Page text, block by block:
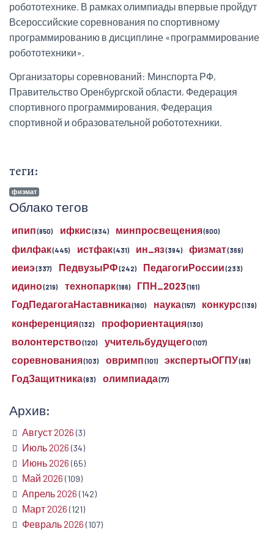
робототехнике. В рамках олимпиады впервые пройдут
Всероссийские соревнования по спортивному
программированию в дисциплине «программирование
робототехники».
Организаторы соревнований: Минспорта РФ,
Правительство Оренбургской области, Федерация
спортивного программирования, Федерация
спортивной и образовательной робототехники.
теги:
физмат
Облако тегов
ипип(850) ифкис(834) минпросвещения(600)
филфак(445) истфак(431) ин_яз(394) физмат(369)
иеиэ(337) ПедвузыРФ(242) ПедагогиРоссии(233)
идино(219) технопарк(186) ГПН_2023(161)
ГодПедагогаНаставника(160) наука(157) конкурс(139)
конференция(132) профориентация(130)
волонтерство(120) учительбудущего(107)
соревнования(103) овримп(101) экспертыОГПУ(88)
ГодЗащитника(83) олимпиада(77)
Архив:
Август 2026 (3)
Июль 2026 (34)
Июнь 2026 (65)
Май 2026 (109)
Апрель 2026 (142)
Март 2026 (121)
Февраль 2026 (107)